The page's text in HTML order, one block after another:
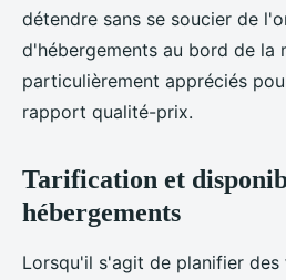
détendre sans se soucier de
d'hébergements au bord de la
particulièrement appréciés
rapport qualité-prix.
Tarification et
hébergements
Lorsqu'il s'agit de planifier des